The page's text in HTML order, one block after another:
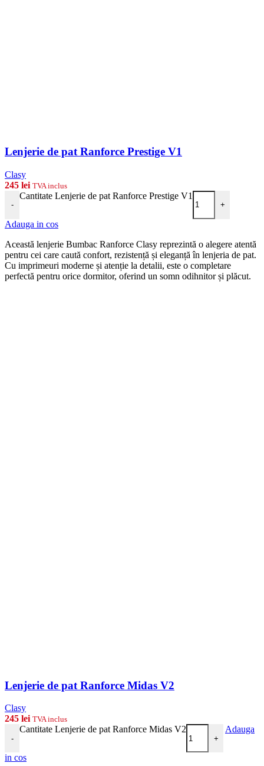
Lenjerie de pat Ranforce Prestige V1
Clasy
245 lei TVA inclus
-
Cantitate Lenjerie de pat Ranforce Prestige V1
+
Adauga in cos
Această lenjerie Bumbac Ranforce Clasy reprezintă o alegere atentă
pentru cei care caută confort, rezistență și eleganță în lenjeria de pat.
Cu imprimeuri moderne și atenție la detalii, este o completare
perfectă pentru orice dormitor, oferind un somn odihnitor și plăcut.
Lenjerie de pat Ranforce Midas V2
Clasy
245 lei TVA inclus
-
Cantitate Lenjerie de pat Ranforce Midas V2
+
Adauga
in cos